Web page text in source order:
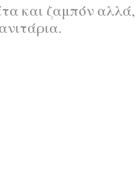
και ζαμπόν αλλά,